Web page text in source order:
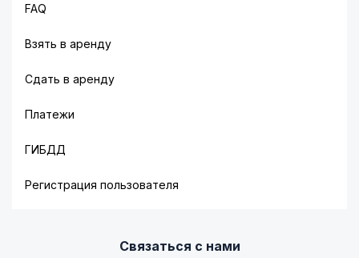
FAQ
Взять в аренду
Сдать в аренду
Платежи
ГИБДД
Регистрация пользователя
Связаться с нами